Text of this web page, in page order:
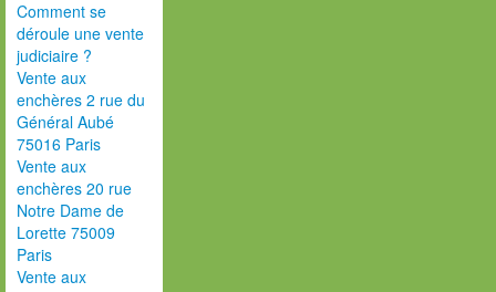
Comment se
déroule une vente
judiciaire ?
Vente aux
enchères 2 rue du
Général Aubé
75016 Paris
Vente aux
enchères 20 rue
Notre Dame de
Lorette 75009
Paris
Vente aux